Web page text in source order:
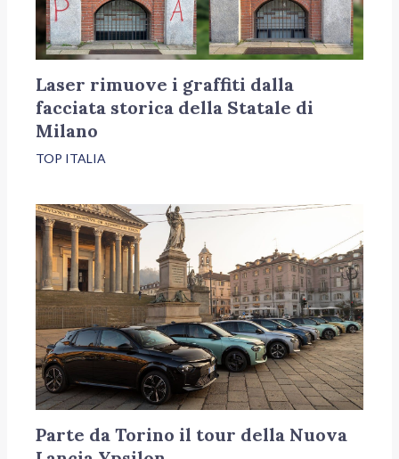
Laser rimuove i graffiti dalla
facciata storica della Statale di
Milano
TOP ITALIA
Parte da Torino il tour della Nuova